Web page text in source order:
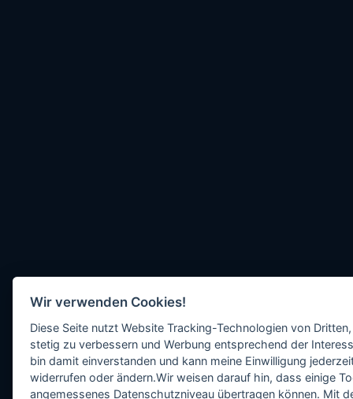
Wir verwenden Cookies!
Diese Seite nutzt Website Tracking-Technologien von
stetig zu verbessern und Werbung entsprechend der
bin damit einverstanden und kann meine Einwilligung
widerrufen oder ändern.Wir weisen darauf hin, dass einige
angemessenes Datenschutzniveau übertragen können. Mit